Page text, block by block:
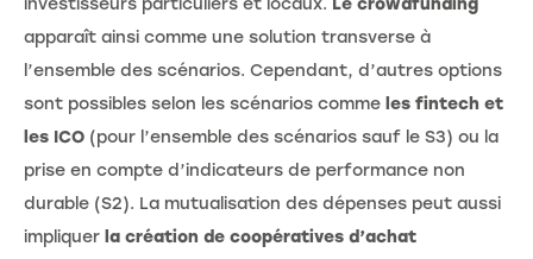
investisseurs particuliers et locaux. Le crowdfunding
apparaît ainsi comme une solution transverse à
l’ensemble des scénarios. Cependant, d’autres options
sont possibles selon les scénarios comme les fintech et
les ICO (pour l’ensemble des scénarios sauf le S3) ou la
prise en compte d’indicateurs de performance non
durable (S2). La mutualisation des dépenses peut aussi
impliquer la création de coopératives d’achat